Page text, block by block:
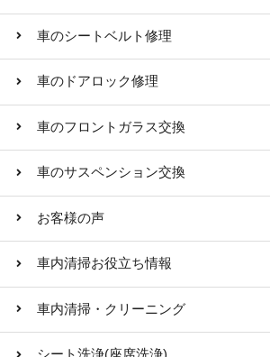
車のシートベルト修理
車のドアロック修理
車のフロントガラス交換
車のサスペンション交換
お客様の声
車内清掃お役立ち情報
車内清掃・クリーニング